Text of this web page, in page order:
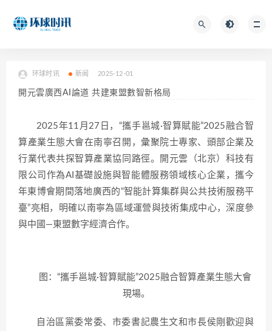
环球时讯 新闻 2025-12-01
開元雲廣西AI論道 共建東盟數智新格局
2025年11月27日，“攜手邕城·智算賦能”2025融合智
算產業生態大會在南寧召開，彙聚院士專家、頭部企業及
行業代表共探智算產業協同路徑。開元雲（北京）科技有
限公司作為AI基礎設施與智能體服務領域核心企業，攜今
年東博會期間落地廣西的“智能計算集群與公共技術服務平
臺”亮相，明確以南寧為區域運營與技術集成中心，深度參
與中國—東盟數字經濟合作。
图：“攜手邕城·智算賦能”2025融合智算產業生態大會
現場。
自治區黨委常委、市委書記農生文和市長侯剛歡迎與